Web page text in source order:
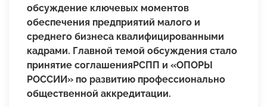
обсуждение ключевых моментов
обеспечения предприятий малого и
среднего бизнеса квалифицированными
кадрами. Главной темой обсуждения стало
принятие соглашенияРСПП и «ОПОРЫ
РОССИИ» по развитию профессионально
общественной аккредитации.